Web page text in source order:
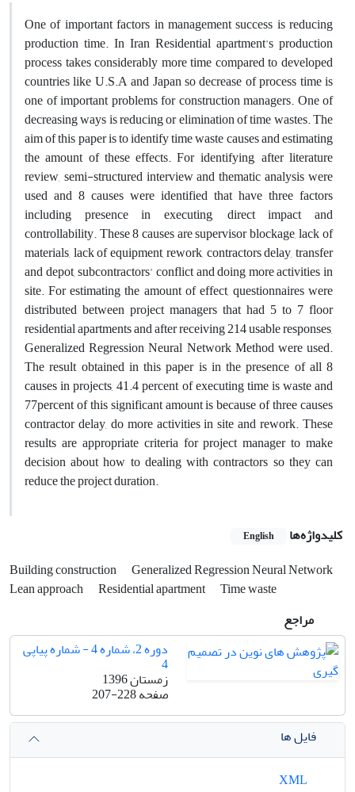
One of important factors in management success is reducing
production time. In Iran Residential apartment's production
process takes considerably more time compared to developed
countries like U.S.A and Japan so decrease of process time is
one of important problems for construction managers. One of
decreasing ways is reducing or elimination of time wastes. The
aim of this paper is to identify time waste causes and estimating
the amount of these effects. For identifying, after literature
review, semi-structured interview and thematic analysis were
used and 8 causes were identified that have three factors
including presence in executing, direct impact and
controllability. These 8 causes are supervisor blockage, lack of
materials, lack of equipment, rework, contractors delay, transfer
and depot, subcontractors' conflict and doing more activities in
site. For estimating the amount of effect, questionnaires were
distributed between project managers that had 5 to 7 floor
residential apartments and after receiving 214 usable responses,
Generalized Regression Neural Network Method were used.
The result obtained in this paper is in the presence of all 8
causes in projects, 41.4 percent of executing time is waste and
77percent of this significant amount is because of three causes
contractor delay, do more activities in site and rework. These
results are appropriate criteria for project manager to make
decision about how to dealing with contractors so they can
reduce the project duration.
کلیدواژه‌ها English
Building construction
Generalized Regression Neural Network
Lean approach
Residential apartment Time waste
مراجع
دوره 2، شماره 4 - شماره پیاپی
4
زمستان 1396
صفحه207-228
فایل ها